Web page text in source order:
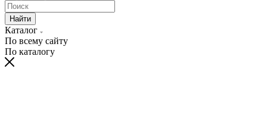
Найти
Каталог
По всему сайту
По каталогу